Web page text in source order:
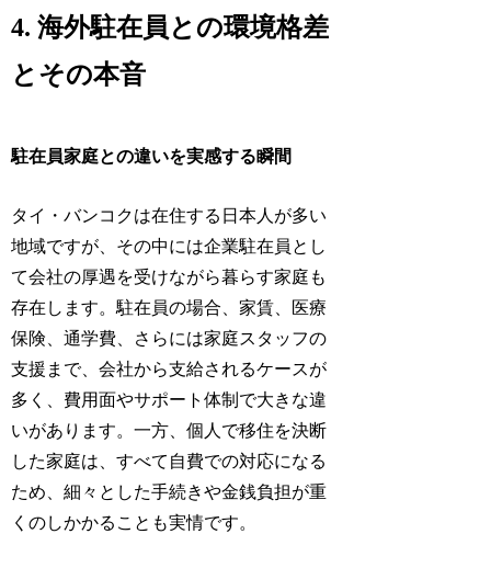
4. 海外駐在員との環境格差
とその本音
駐在員家庭との違いを実感する瞬間
タイ・バンコクは在住する日本人が多い
地域ですが、その中には企業駐在員とし
て会社の厚遇を受けながら暮らす家庭も
存在します。駐在員の場合、家賃、医療
保険、通学費、さらには家庭スタッフの
支援まで、会社から支給されるケースが
多く、費用面やサポート体制で大きな違
いがあります。一方、個人で移住を決断
した家庭は、すべて自費での対応になる
ため、細々とした手続きや金銭負担が重
くのしかかることも実情です。